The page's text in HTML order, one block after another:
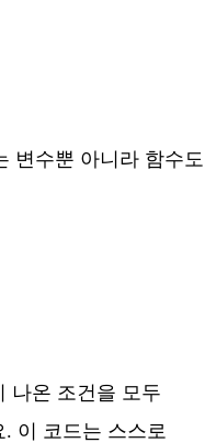
변수뿐 아니라 함수도
나온 조건을 모두
이 코드는 스스로